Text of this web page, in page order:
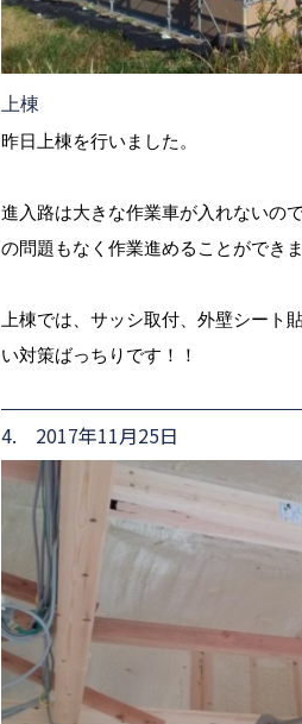
上棟
昨日上棟を行いました。
進入路は大きな作業車が入れないの
の問題もなく作業進めることができま
上棟では、サッシ取付、外壁シー
い対策ばっちりです！！
4. 2017年11月25日